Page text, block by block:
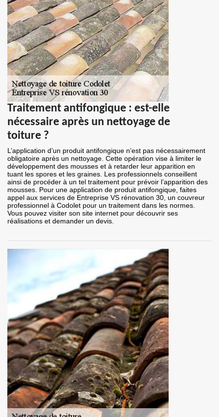
Traitement antifongique : est-elle
nécessaire après un nettoyage de
toiture ?
L’application d’un produit antifongique n’est pas nécessairement
obligatoire après un nettoyage. Cette opération vise à limiter le
développement des mousses et à retarder leur apparition en
tuant les spores et les graines. Les professionnels conseillent
ainsi de procéder à un tel traitement pour prévoir l’apparition des
mousses. Pour une application de produit antifongique, faites
appel aux services de Entreprise VS rénovation 30, un couvreur
professionnel à Codolet pour un traitement dans les normes.
Vous pouvez visiter son site internet pour découvrir ses
réalisations et demander un devis.